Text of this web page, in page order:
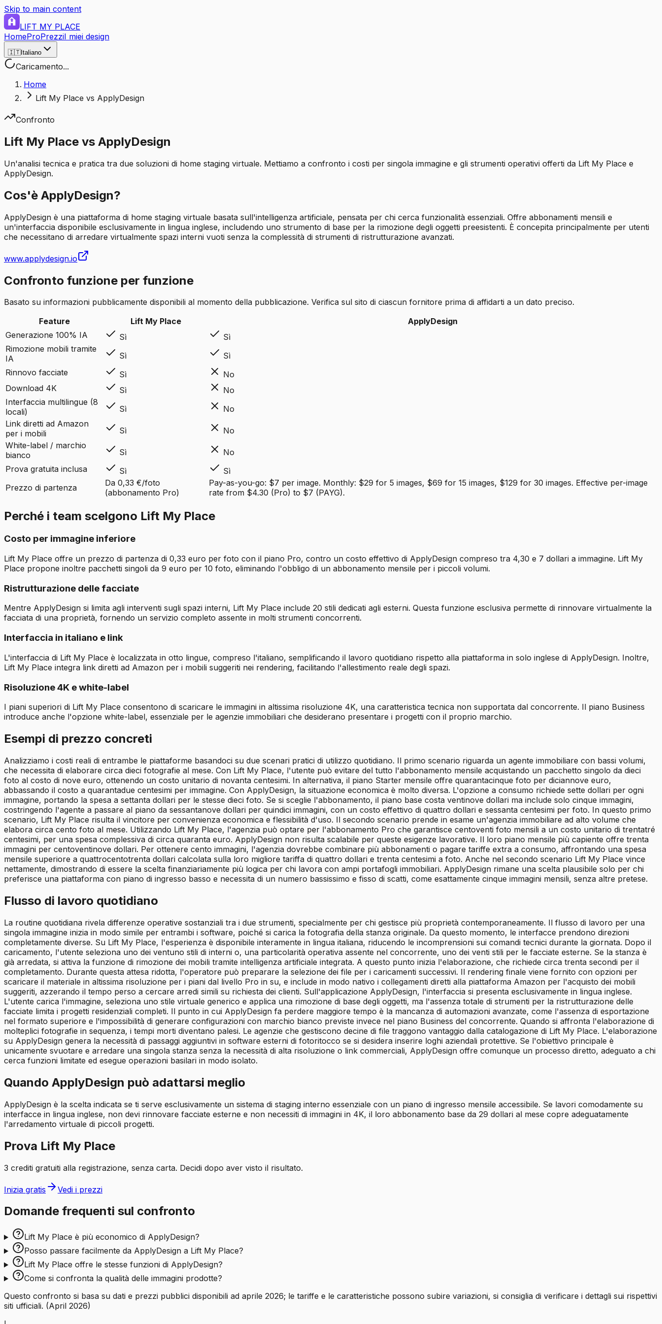
Skip to main content
LIFT MY PLACE
HomeProPrezziI miei design
🇮🇹Italiano
Caricamento...
Home
Lift My Place vs ApplyDesign
Confronto
Lift My Place vs ApplyDesign
Un'analisi tecnica e pratica tra due soluzioni di home staging virtuale. Mettiamo a confronto i costi per singola immagine e gli strumenti operativi offerti da Lift My Place e
ApplyDesign.
Cos'è ApplyDesign?
ApplyDesign è una piattaforma di home staging virtuale basata sull'intelligenza artificiale, pensata per chi cerca funzionalità essenziali. Offre abbonamenti mensili e
un'interfaccia disponibile esclusivamente in lingua inglese, includendo uno strumento di base per la rimozione degli oggetti preesistenti. È concepita principalmente per utenti
che necessitano di arredare virtualmente spazi interni vuoti senza la complessità di strumenti di ristrutturazione avanzati.
www.applydesign.io
Confronto funzione per funzione
Basato su informazioni pubblicamente disponibili al momento della pubblicazione. Verifica sul sito di ciascun fornitore prima di affidarti a un dato preciso.
Feature
Lift My Place
ApplyDesign
Generazione 100% IA
Sì
Sì
Rimozione mobili tramite
IA
Sì
Sì
Rinnovo facciate
Sì
No
Download 4K
Sì
No
Interfaccia multilingue (8
locali)
Sì
No
Link diretti ad Amazon
per i mobili
Sì
No
White-label / marchio
bianco
Sì
No
Prova gratuita inclusa
Sì
Sì
Prezzo di partenza
Da 0,33 €/foto
(abbonamento Pro)
Pay-as-you-go: $7 per image. Monthly: $29 for 5 images, $69 for 15 images, $129 for 30 images. Effective per-image
rate from $4.30 (Pro) to $7 (PAYG).
Perché i team scelgono Lift My Place
Costo per immagine inferiore
Lift My Place offre un prezzo di partenza di 0,33 euro per foto con il piano Pro, contro un costo effettivo di ApplyDesign compreso tra 4,30 e 7 dollari a immagine. Lift My
Place propone inoltre pacchetti singoli da 9 euro per 10 foto, eliminando l'obbligo di un abbonamento mensile per i piccoli volumi.
Ristrutturazione delle facciate
Mentre ApplyDesign si limita agli interventi sugli spazi interni, Lift My Place include 20 stili dedicati agli esterni. Questa funzione esclusiva permette di rinnovare virtualmente la
facciata di una proprietà, fornendo un servizio completo assente in molti strumenti concorrenti.
Interfaccia in italiano e link
L'interfaccia di Lift My Place è localizzata in otto lingue, compreso l'italiano, semplificando il lavoro quotidiano rispetto alla piattaforma in solo inglese di ApplyDesign. Inoltre,
Lift My Place integra link diretti ad Amazon per i mobili suggeriti nei rendering, facilitando l'allestimento reale degli spazi.
Risoluzione 4K e white-label
I piani superiori di Lift My Place consentono di scaricare le immagini in altissima risoluzione 4K, una caratteristica tecnica non supportata dal concorrente. Il piano Business
introduce anche l'opzione white-label, essenziale per le agenzie immobiliari che desiderano presentare i progetti con il proprio marchio.
Esempi di prezzo concreti
Analizziamo i costi reali di entrambe le piattaforme basandoci su due scenari pratici di utilizzo quotidiano. Il primo scenario riguarda un agente immobiliare con bassi volumi,
che necessita di elaborare circa dieci fotografie al mese. Con Lift My Place, l'utente può evitare del tutto l'abbonamento mensile acquistando un pacchetto singolo da dieci
foto al costo di nove euro, ottenendo un costo unitario di novanta centesimi. In alternativa, il piano Starter mensile offre quarantacinque foto per diciannove euro,
abbassando il costo a quarantadue centesimi per immagine. Con ApplyDesign, la situazione economica è molto diversa. L'opzione a consumo richiede sette dollari per ogni
immagine, portando la spesa a settanta dollari per le stesse dieci foto. Se si sceglie l'abbonamento, il piano base costa ventinove dollari ma include solo cinque immagini,
costringendo l'agente a passare al piano da sessantanove dollari per quindici immagini, con un costo effettivo di quattro dollari e sessanta centesimi per foto. In questo primo
scenario, Lift My Place risulta il vincitore per convenienza economica e flessibilità d'uso. Il secondo scenario prende in esame un'agenzia immobiliare ad alto volume che
elabora circa cento foto al mese. Utilizzando Lift My Place, l'agenzia può optare per l'abbonamento Pro che garantisce centoventi foto mensili a un costo unitario di trentatré
centesimi, per una spesa complessiva di circa quaranta euro. ApplyDesign non risulta scalabile per queste esigenze lavorative. Il loro piano mensile più capiente offre trenta
immagini per centoventinove dollari. Per ottenere cento immagini, l'agenzia dovrebbe combinare più abbonamenti o pagare tariffe extra a consumo, affrontando una spesa
mensile superiore a quattrocentotrenta dollari calcolata sulla loro migliore tariffa di quattro dollari e trenta centesimi a foto. Anche nel secondo scenario Lift My Place vince
nettamente, dimostrando di essere la scelta finanziariamente più logica per chi lavora con ampi portafogli immobiliari. ApplyDesign rimane una scelta plausibile solo per chi
preferisce una piattaforma con piano di ingresso basso e necessita di un numero bassissimo e fisso di scatti, come esattamente cinque immagini mensili, senza altre pretese.
Flusso di lavoro quotidiano
La routine quotidiana rivela differenze operative sostanziali tra i due strumenti, specialmente per chi gestisce più proprietà contemporaneamente. Il flusso di lavoro per una
singola immagine inizia in modo simile per entrambi i software, poiché si carica la fotografia della stanza originale. Da questo momento, le interfacce prendono direzioni
completamente diverse. Su Lift My Place, l'esperienza è disponibile interamente in lingua italiana, riducendo le incomprensioni sui comandi tecnici durante la giornata. Dopo il
caricamento, l'utente seleziona uno dei ventuno stili di interni o, una particolarità operativa assente nel concorrente, uno dei venti stili per le facciate esterne. Se la stanza è
già arredata, si attiva la funzione di rimozione dei mobili tramite intelligenza artificiale integrata. A questo punto inizia l'elaborazione, che richiede circa trenta secondi per il
completamento. Durante questa attesa ridotta, l'operatore può preparare la selezione dei file per i caricamenti successivi. Il rendering finale viene fornito con opzioni per
scaricare il materiale in altissima risoluzione per i piani dal livello Pro in su, e include in modo nativo i collegamenti diretti alla piattaforma Amazon per l'acquisto dei mobili
suggeriti, azzerando il tempo perso a cercare arredi simili su richiesta dei clienti. Sull'applicazione ApplyDesign, l'interfaccia si presenta esclusivamente in lingua inglese.
L'utente carica l'immagine, seleziona uno stile virtuale generico e applica una rimozione di base degli oggetti, ma l'assenza totale di strumenti per la ristrutturazione delle
facciate limita i progetti residenziali completi. Il punto in cui ApplyDesign fa perdere maggiore tempo è la mancanza di automazioni avanzate, come l'assenza di esportazione
nel formato superiore e l'impossibilità di generare configurazioni con marchio bianco previste invece nel piano Business del concorrente. Quando si affronta l'elaborazione di
molteplici fotografie in sequenza, i tempi morti diventano palesi. Le agenzie che gestiscono decine di file traggono vantaggio dalla catalogazione di Lift My Place. L'elaborazione
su ApplyDesign genera la necessità di passaggi aggiuntivi in software esterni di fotoritocco se si desidera inserire loghi aziendali protettive. Se l'obiettivo principale è
unicamente svuotare e arredare una singola stanza senza la necessità di alta risoluzione o link commerciali, ApplyDesign offre comunque un processo diretto, adeguato a chi
cerca funzioni limitate ed esegue operazioni basilari in modo isolato.
Quando ApplyDesign può adattarsi meglio
ApplyDesign è la scelta indicata se ti serve esclusivamente un sistema di staging interno essenziale con un piano di ingresso mensile accessibile. Se lavori comodamente su
interfacce in lingua inglese, non devi rinnovare facciate esterne e non necessiti di immagini in 4K, il loro abbonamento base da 29 dollari al mese copre adeguatamente
l'arredamento virtuale di piccoli progetti.
Prova Lift My Place
3 crediti gratuiti alla registrazione, senza carta. Decidi dopo aver visto il risultato.
Inizia gratis Vedi i prezzi
Domande frequenti sul confronto
Lift My Place è più economico di ApplyDesign?
Posso passare facilmente da ApplyDesign a Lift My Place?
Lift My Place offre le stesse funzioni di ApplyDesign?
Come si confronta la qualità delle immagini prodotte?
Questo confronto si basa su dati e prezzi pubblici disponibili ad aprile 2026; le tariffe e le caratteristiche possono subire variazioni, si consiglia di verificare i dettagli sui rispettivi
siti ufficiali. (April 2026)